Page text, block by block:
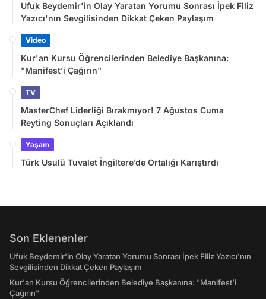
Ufuk Beydemir'in Olay Yaratan Yorumu Sonrası İpek Filiz
Yazıcı'nın Sevgilisinden Dikkat Çeken Paylaşım
Video
Kur'an Kursu Öğrencilerinden Belediye Başkanına:
"Manifest’i Çağırın"
TV
MasterChef Liderliği Bırakmıyor! 7 Ağustos Cuma
Reyting Sonuçları Açıklandı
Yaşam
Türk Usulü Tuvalet İngiltere’de Ortalığı Karıştırdı
Son Eklenenler
Ufuk Beydemir'in Olay Yaratan Yorumu Sonrası İpek Filiz Yazıcı'nın
Sevgilisinden Dikkat Çeken Paylaşım
Kur'an Kursu Öğrencilerinden Belediye Başkanına: "Manifest’i
Çağırın"